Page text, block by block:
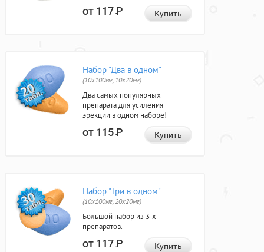
от 117Р Купить
Набор "Два в одном"
(10x100мг, 10x20мг)
Два самых популярных
препарата для усиления
эрекции в одном наборе!
от 115Р Купить
Набор "Три в одном"
(10x100мг, 20x20мг)
Большой набор из 3-х
препаратов.
от 117Р Купить